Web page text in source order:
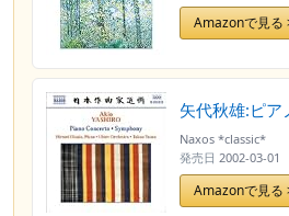
Amazonで見る
矢代秋雄:ピア
Naxos *classic*
発売日 2002-03-01
Amazonで見る